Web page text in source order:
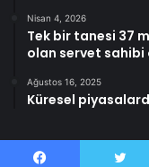
Nisan 4, 2026
Tek bir tanesi 37
olan servet sahibi
Ağustos 16, 2025
Küresel